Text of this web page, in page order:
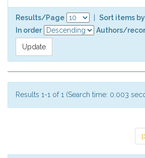
Results/Page
Sort items by
In order
Authors/
Results 1-1 of 1 (Search time: 0.003